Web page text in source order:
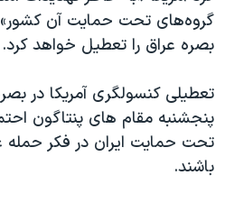
گروه‌های تحت حمایت آن
بصره عراق را تعطیل خواهد کرد.
تعطیلی کنسولگری آمریکا در
پنجشنبه مقام های پنتاگون
تحت حمایت ایران در فکر حمله
باشند.